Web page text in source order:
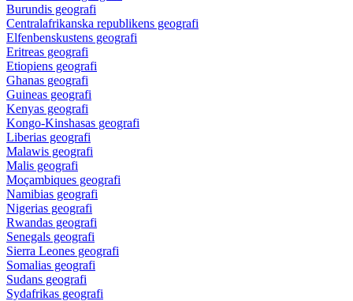
Burundis geografi
Centralafrikanska republikens geografi
Elfenbenskustens geografi
Eritreas geografi
Etiopiens geografi
Ghanas geografi
Guineas geografi
Kenyas geografi
Kongo-Kinshasas geografi
Liberias geografi
Malawis geografi
Malis geografi
Moçambiques geografi
Namibias geografi
Nigerias geografi
Rwandas geografi
Senegals geografi
Sierra Leones geografi
Somalias geografi
Sudans geografi
Sydafrikas geografi